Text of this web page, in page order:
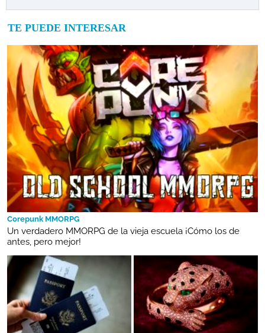
TE PUEDE INTERESAR
Corepunk MMORPG
Un verdadero MMORPG de la vieja escuela ¡Cómo los de
antes, pero mejor!